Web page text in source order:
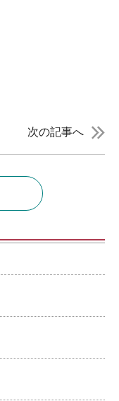
次の記事へ